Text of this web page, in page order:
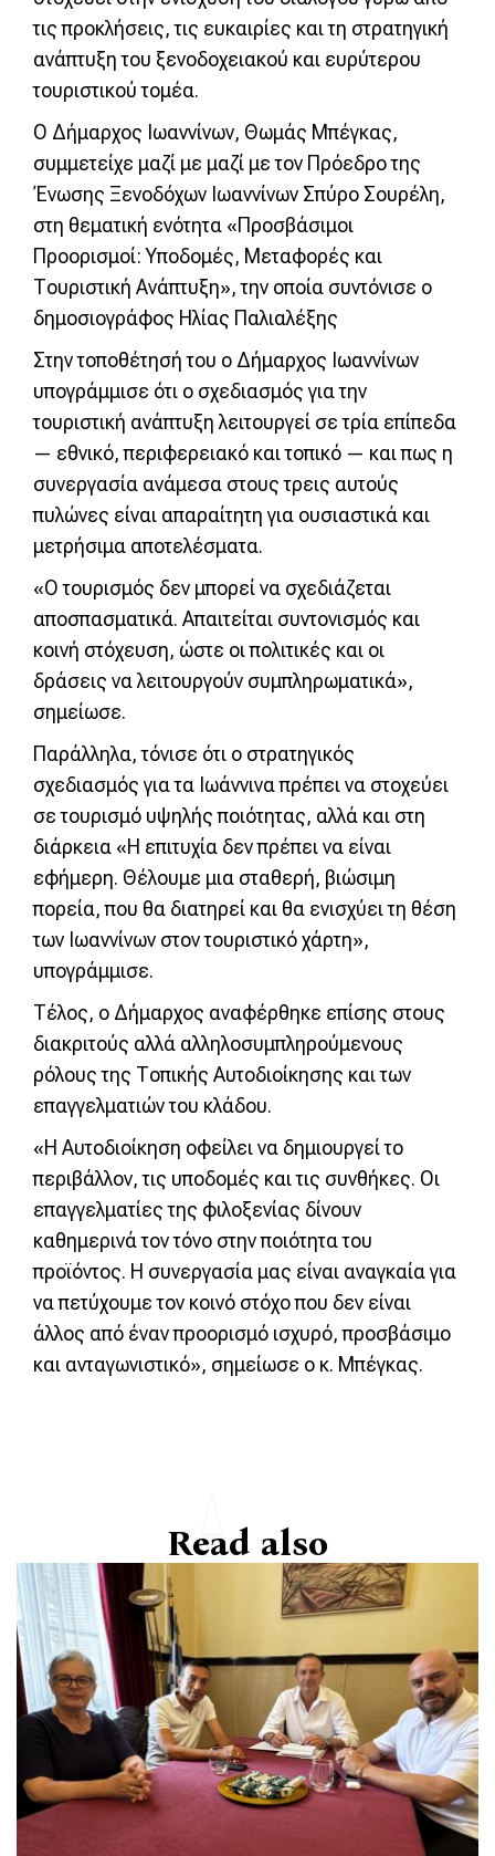
τις προκλήσεις, τις ευκαιρίες και τη στρατηγική
ανάπτυξη του ξενοδοχειακού και ευρύτερου
τουριστικού τομέα.
Ο Δήμαρχος Ιωαννίνων, Θωμάς Μπέγκας,
συμμετείχε μαζί με μαζί με τον Πρόεδρο της
Ένωσης Ξενοδόχων Ιωαννίνων Σπύρο Σουρέλη,
στη θεματική ενότητα «Προσβάσιμοι
Προορισμοί: Υποδομές, Μεταφορές και
Τουριστική Ανάπτυξη», την οποία συντόνισε ο
δημοσιογράφος Ηλίας Παλιαλέξης
Στην τοποθέτησή του ο Δήμαρχος Ιωαννίνων
υπογράμμισε ότι ο σχεδιασμός για την
τουριστική ανάπτυξη λειτουργεί σε τρία επίπεδα
— εθνικό, περιφερειακό και τοπικό — και πως η
συνεργασία ανάμεσα στους τρεις αυτούς
πυλώνες είναι απαραίτητη για ουσιαστικά και
μετρήσιμα αποτελέσματα.
«Ο τουρισμός δεν μπορεί να σχεδιάζεται
αποσπασματικά. Απαιτείται συντονισμός και
κοινή στόχευση, ώστε οι πολιτικές και οι
δράσεις να λειτουργούν συμπληρωματικά»,
σημείωσε.
Παράλληλα, τόνισε ότι ο στρατηγικός
σχεδιασμός για τα Ιωάννινα πρέπει να στοχεύει
σε τουρισμό υψηλής ποιότητας, αλλά και στη
διάρκεια «Η επιτυχία δεν πρέπει να είναι
εφήμερη. Θέλουμε μια σταθερή, βιώσιμη
πορεία, που θα διατηρεί και θα ενισχύει τη θέση
των Ιωαννίνων στον τουριστικό χάρτη»,
υπογράμμισε.
Τέλος, ο Δήμαρχος αναφέρθηκε επίσης στους
διακριτούς αλλά αλληλοσυμπληρούμενους
ρόλους της Τοπικής Αυτοδιοίκησης και των
επαγγελματιών του κλάδου.
«Η Αυτοδιοίκηση οφείλει να δημιουργεί το
περιβάλλον, τις υποδομές και τις συνθήκες. Οι
επαγγελματίες της φιλοξενίας δίνουν
καθημερινά τον τόνο στην ποιότητα του
προϊόντος. Η συνεργασία μας είναι αναγκαία για
να πετύχουμε τον κοινό στόχο που δεν είναι
άλλος από έναν προορισμό ισχυρό, προσβάσιμο
και ανταγωνιστικό», σημείωσε ο κ. Μπέγκας.
Read also